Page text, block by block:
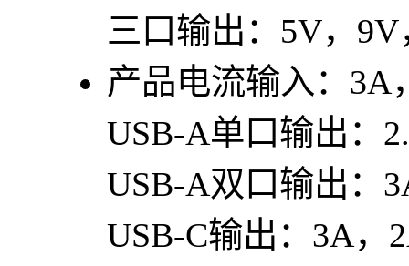
三口输出：5V，
产品电流输入：3A
USB-A单口输出：
USB-A双口输出：
USB-C输出：3A，